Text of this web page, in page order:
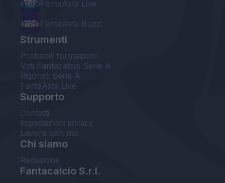
FantaAsta Live
FantaAsta Buzz
Strumenti
Probabili formazioni
Voti Fantacalcio Serie A
Rigoristi Serie A
FantaAsta Live
Supporto
Contatti
Impostazioni privacy
Lavora con noi
Chi siamo
Redazione
Fantacalcio S.r.l.